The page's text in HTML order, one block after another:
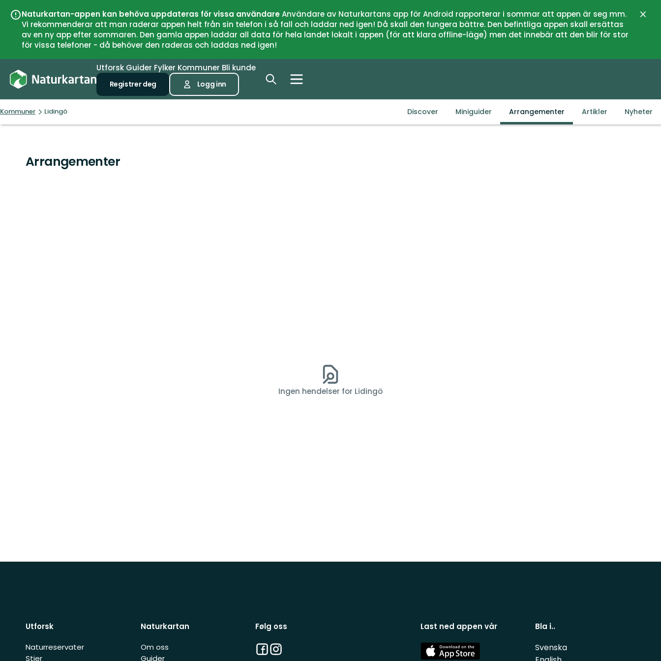
Naturkartan-appen kan behöva uppdateras för vissa användareAnvändare av Naturkartans app för Android rapporterar i sommar att appen är seg mm.
Vi rekommenderar att man raderar appen helt från sin telefon i så fall och laddar ned igen! Då skall den fungera bättre. Den befintliga appen skall ersättas
av en ny app efter sommaren. Den gamla appen laddar all data för hela landet lokalt i appen (för att klara offline-läge) men det innebär att den blir för stor
för vissa telefoner - då behöver den raderas och laddas ned igen!
Lukk
Utforsk Guider Fylker Kommuner Bli kunde
Registrer deg Logg inn
Kommuner Lidingö Discover Miniguider Arrangementer Artikler Nyheter
Arrangementer
Ingen hendelser for Lidingö
Utforsk
Naturreservater
Stier
Naturkartan
Om oss
Guider
Følg oss
Facebook
Instagram
Last ned appen vår
App
Store
Bla i..
Svenska